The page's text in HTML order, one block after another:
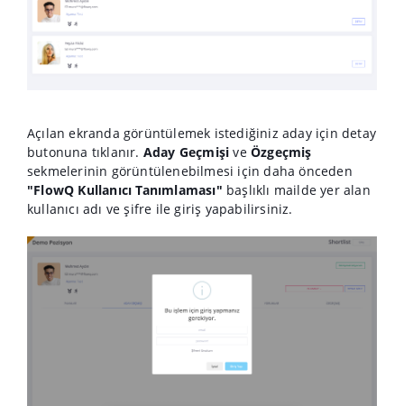
Açılan ekranda görüntülemek istediğiniz aday için detay
butonuna tıklanır. Aday Geçmişi veÖzgeçmiş
sekmelerinin görüntülenebilmesi için daha önceden
"FlowQ Kullanıcı Tanımlaması" başlıklı mailde yer alan
kullanıcı adı ve şifre ile giriş yapabilirsiniz.